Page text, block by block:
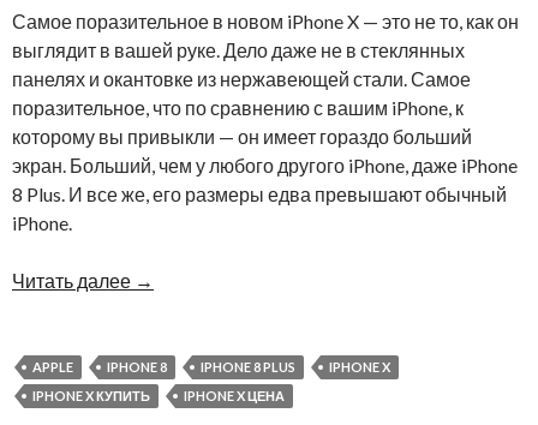
Самое поразительное в новом iPhone X — это не то, как он
выглядит в вашей руке. Дело даже не в стеклянных
панелях и окантовке из нержавеющей стали. Самое
поразительное, что по сравнению с вашим iPhone, к
которому вы привыкли — он имеет гораздо больший
экран. Больший, чем у любого другого iPhone, даже iPhone
8 Plus. И все же, его размеры едва превышают обычный
iPhone.
Читать далее →
APPLE IPHONE 8 IPHONE 8 PLUS
IPHONE X
IPHONE X КУПИТЬ
IPHONE X ЦЕНА